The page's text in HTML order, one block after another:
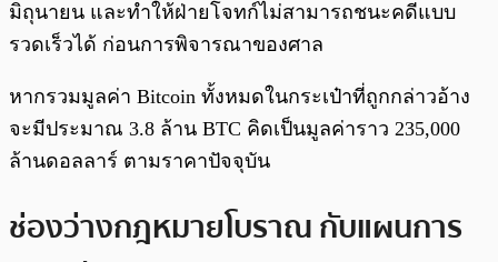
มิถุนายน และทำให้ฝ่ายโจทก์ไม่สามารถชนะคดีแบบ
รวดเร็วได้ ก่อนการพิจารณาของศาล
หากรวมมูลค่า Bitcoin ทั้งหมดในกระเป๋าที่ถูกกล่าวอ้าง
จะมีประมาณ 3.8 ล้าน BTC คิดเป็นมูลค่าราว 235,000
ล้านดอลลาร์ ตามราคาปัจจุบัน
ช่องว่างกฎหมายโบราณ กับแผนการ